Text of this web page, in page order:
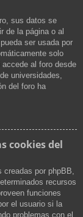
sus datos se
de la página o al
ser usada por
solo
al foro desde
universidades,
del foro ha
cookies del
por phpBB,
recursos
funciones
el usuario si la
problemas con el